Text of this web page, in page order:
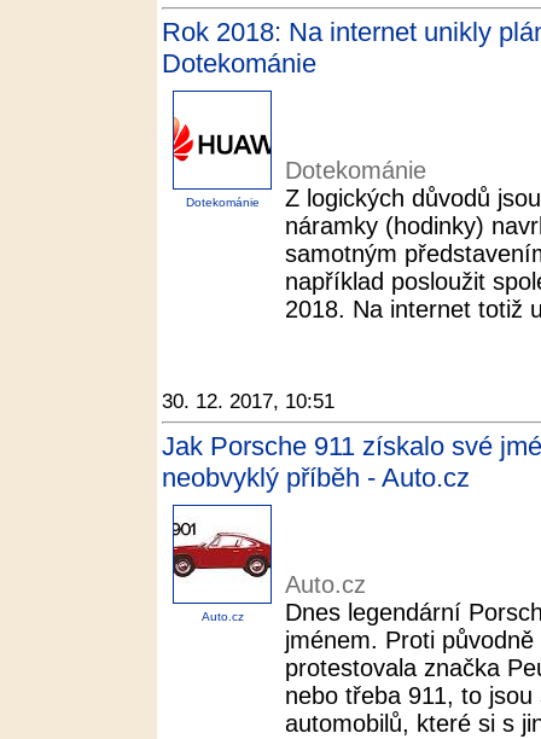
Rok 2018: Na internet unikly
Dotekománie
Dotekománie
Dotekománie
Z logických důvodů
náramky (hodinky)
samotným
například posloužit
2018. Na internet totiž
30. 12. 2017, 10:51
Jak Porsche 911 získalo své
neobvyklý příběh - Auto.cz
Auto.cz
Auto.cz
Dnes legendární
jménem. Proti
protestovala značka
nebo třeba 911, to
automobilů, které si s